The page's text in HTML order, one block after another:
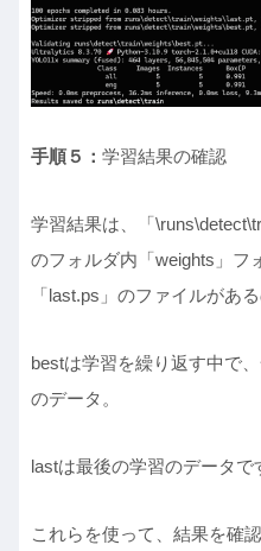
手順５： 学習結果の確認
学習結果は、「
のフォルダ内「weights」フ
「last.ps」のファイルがあ
bestは学習を繰り返す中で
のデータ。
lastは最後の学習のデータで
これらを使って、結果を確